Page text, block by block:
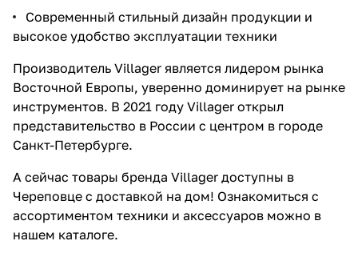
Современный стильный дизайн продукции и
высокое удобство эксплуатации техники
Производитель Villager является лидером рынка
Восточной Европы, уверенно доминирует на рынке
инструментов. В 2021 году Villager открыл
представительство в России с центром в городе
Санкт-Петербурге.
А сейчас товары бренда Villager доступны в
Череповце с доставкой на дом! Ознакомиться с
ассортиментом техники и аксессуаров можно в
нашем каталоге.